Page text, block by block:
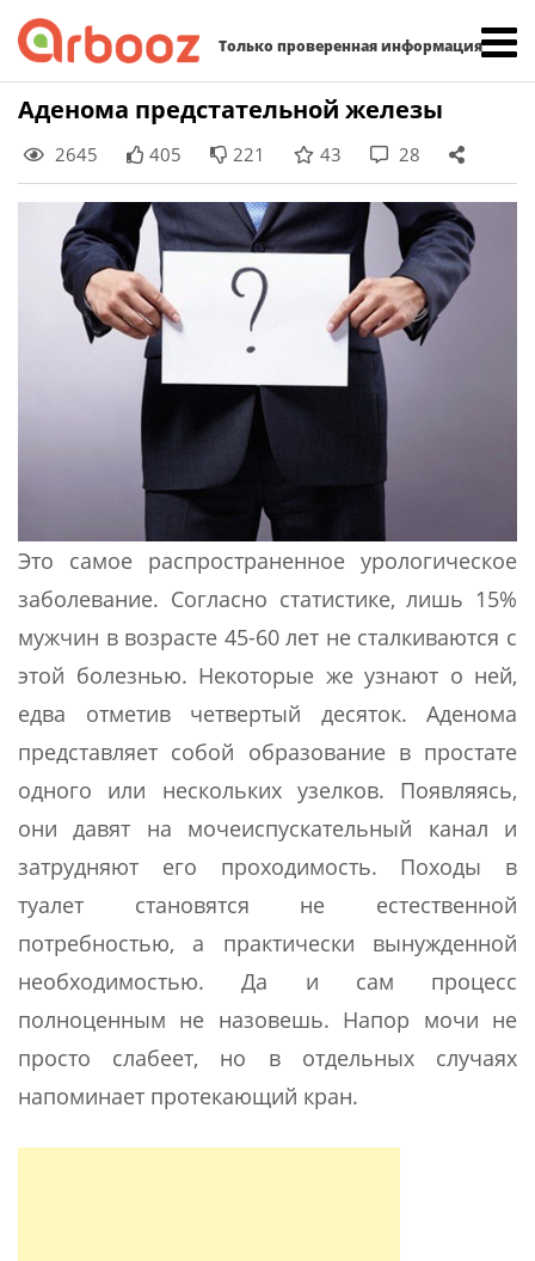
Только проверенная информация
Skip
content
Аденома предстательной железы
2645 405 221 43 28
Это самое распространенное урологическое
заболевание. Согласно статистике, лишь 15%
мужчин в возрасте 45-60 лет не сталкиваются с
этой болезнью. Некоторые же узнают о ней,
едва отметив четвертый десяток. Аденома
представляет собой образование в простате
одного или нескольких узелков. Появляясь,
они давят на мочеиспускательный канал и
затрудняют его проходимость. Походы в
туалет становятся не естественной
потребностью, а практически вынужденной
необходимостью. Да и сам процесс
полноценным не назовешь. Напор мочи не
просто слабеет, но в отдельных случаях
напоминает протекающий кран.
Найти: